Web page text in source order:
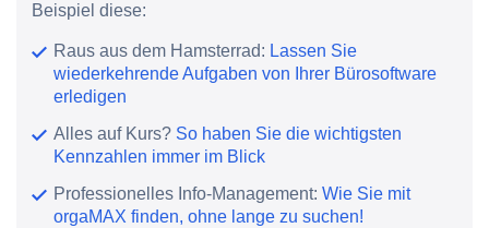
Beispiel diese:
Raus aus dem Hamsterrad: Lassen Sie
wiederkehrende Aufgaben von Ihrer Bürosoftware
erledigen
Alles auf Kurs? So haben Sie die wichtigsten
Kennzahlen immer im Blick
Professionelles Info-Management: Wie Sie mit
orgaMAX finden, ohne lange zu suchen!